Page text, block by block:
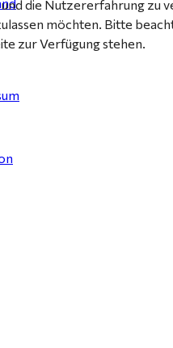
die Nutzererfahrung zu
möchten. Bitte
zur Verfügung stehen.